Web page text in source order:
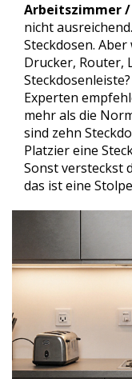
Arbeitszimmer
nicht
Steckdosen.
Drucker, Router,
Experten
mehr als die
sind zehn
Platzier eine
Sonst versteckst
das ist eine